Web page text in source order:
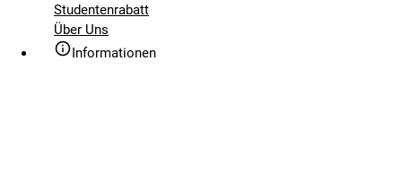
Studentenrabatt
Über Uns
Informationen